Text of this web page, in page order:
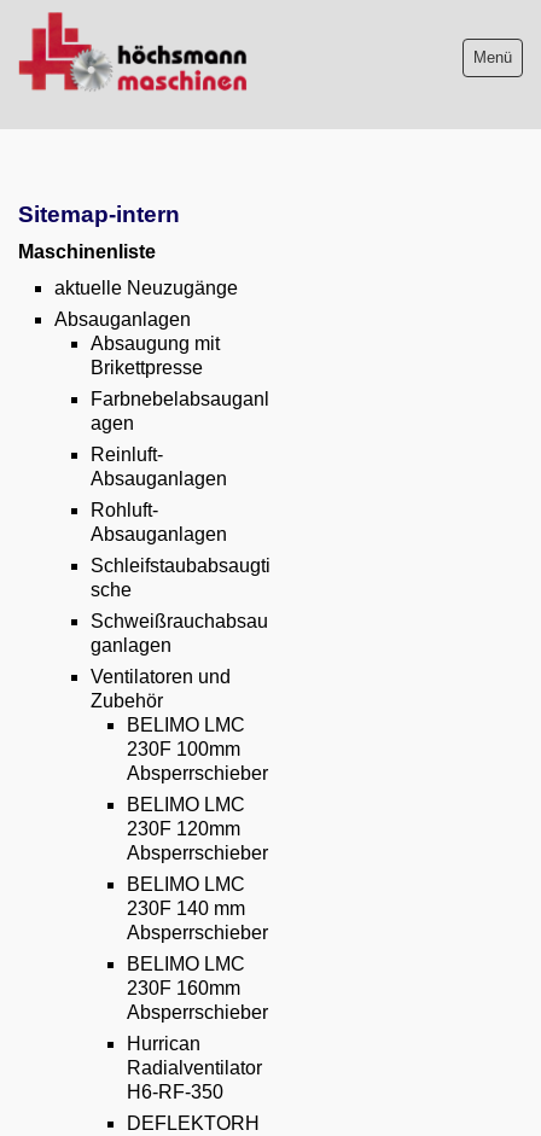
Menü
Maschinenankauf
Videos
Wir über uns
06103-9744-0
Sitemap-intern
Maschinenliste
aktuelle Neuzugänge
Absauganlagen
Absaugung mit
Brikettpresse
Farbnebelabsauganl
agen
Reinluft-
Absauganlagen
Rohluft-
Absauganlagen
Schleifstaubabsaugti
sche
Schweißrauchabsau
ganlagen
Ventilatoren und
Zubehör
BELIMO LMC
230F 100mm
Absperrschieber
BELIMO LMC
230F 120mm
Absperrschieber
BELIMO LMC
230F 140 mm
Absperrschieber
BELIMO LMC
230F 160mm
Absperrschieber
Hurrican
Radialventilator
H6-RF-350
DEFLEKTORH